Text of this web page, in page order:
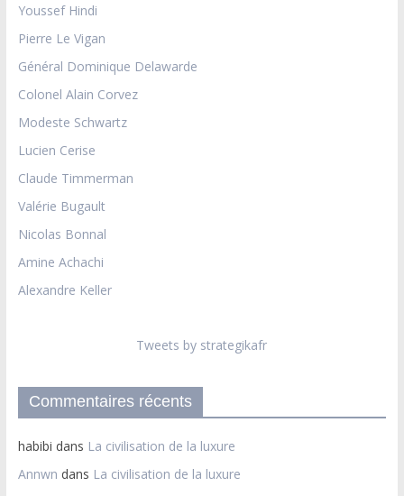
Youssef Hindi
Pierre Le Vigan
Général Dominique Delawarde
Colonel Alain Corvez
Modeste Schwartz
Lucien Cerise
Claude Timmerman
Valérie Bugault
Nicolas Bonnal
Amine Achachi
Alexandre Keller
Tweets by strategikafr
Commentaires récents
habibi dans La civilisation de la luxure
Annwn dans La civilisation de la luxure